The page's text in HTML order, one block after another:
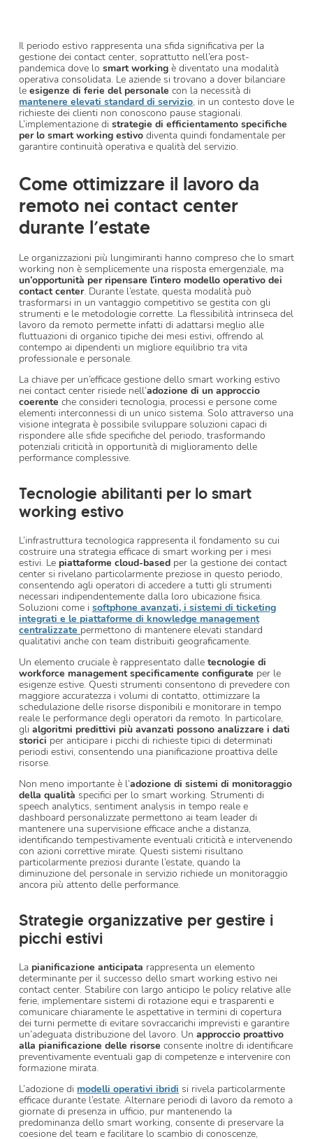
Il periodo estivo rappresenta una sfida significativa per la
gestione dei contact center, soprattutto nell’era post-
pandemica dove lo smart working è diventato una modalità
operativa consolidata. Le aziende si trovano a dover bilanciare
le esigenze di ferie del personale con la necessità di
mantenere elevati standard di servizio, in un contesto dove le
richieste dei clienti non conoscono pause stagionali.
L’implementazione di strategie di efficientamento specifiche
per lo smart working estivo diventa quindi fondamentale per
garantire continuità operativa e qualità del servizio.
Come ottimizzare il lavoro da
remoto nei contact center
durante l’estate
Le organizzazioni più lungimiranti hanno compreso che lo smart
working non è semplicemente una risposta emergenziale, ma
un’opportunità per ripensare l’intero modello operativo dei
contact center. Durante l’estate, questa modalità può
trasformarsi in un vantaggio competitivo se gestita con gli
strumenti e le metodologie corrette. La flessibilità intrinseca del
lavoro da remoto permette infatti di adattarsi meglio alle
fluttuazioni di organico tipiche dei mesi estivi, offrendo al
contempo ai dipendenti un migliore equilibrio tra vita
professionale e personale.
La chiave per un’efficace gestione dello smart working estivo
nei contact center risiede nell’adozione di un approccio
coerente che consideri tecnologia, processi e persone come
elementi interconnessi di un unico sistema. Solo attraverso una
visione integrata è possibile sviluppare soluzioni capaci di
rispondere alle sfide specifiche del periodo, trasformando
potenziali criticità in opportunità di miglioramento delle
performance complessive.
Tecnologie abilitanti per lo smart
working estivo
L’infrastruttura tecnologica rappresenta il fondamento su cui
costruire una strategia efficace di smart working per i mesi
estivi. Le piattaforme cloud-based per la gestione dei contact
center si rivelano particolarmente preziose in questo periodo,
consentendo agli operatori di accedere a tutti gli strumenti
necessari indipendentemente dalla loro ubicazione fisica.
Soluzioni come i softphone avanzati, i sistemi di ticketing
integrati e le piattaforme di knowledge management
centralizzate permettono di mantenere elevati standard
qualitativi anche con team distribuiti geograficamente.
Un elemento cruciale è rappresentato dalle tecnologie di
workforce management specificamente configurate per le
esigenze estive. Questi strumenti consentono di prevedere con
maggiore accuratezza i volumi di contatto, ottimizzare la
schedulazione delle risorse disponibili e monitorare in tempo
reale le performance degli operatori da remoto. In particolare,
gli algoritmi predittivi più avanzati possono analizzare i dati
storici per anticipare i picchi di richieste tipici di determinati
periodi estivi, consentendo una pianificazione proattiva delle
risorse.
Non meno importante è l’adozione di sistemi di monitoraggio
della qualità specifici per lo smart working. Strumenti di
speech analytics, sentiment analysis in tempo reale e
dashboard personalizzate permettono ai team leader di
mantenere una supervisione efficace anche a distanza,
identificando tempestivamente eventuali criticità e intervenendo
con azioni correttive mirate. Questi sistemi risultano
particolarmente preziosi durante l’estate, quando la
diminuzione del personale in servizio richiede un monitoraggio
ancora più attento delle performance.
Strategie organizzative per gestire i
picchi estivi
La pianificazione anticipata rappresenta un elemento
determinante per il successo dello smart working estivo nei
contact center. Stabilire con largo anticipo le policy relative alle
ferie, implementare sistemi di rotazione equi e trasparenti e
comunicare chiaramente le aspettative in termini di copertura
dei turni permette di evitare sovraccarichi imprevisti e garantire
un’adeguata distribuzione del lavoro. Un approccio proattivo
alla pianificazione delle risorse consente inoltre di identificare
preventivamente eventuali gap di competenze e intervenire con
formazione mirata.
L’adozione di modelli operativi ibridi si rivela particolarmente
efficace durante l’estate. Alternare periodi di lavoro da remoto a
giornate di presenza in ufficio, pur mantenendo la
predominanza dello smart working, consente di preservare la
coesione del team e facilitare lo scambio di conoscenze,